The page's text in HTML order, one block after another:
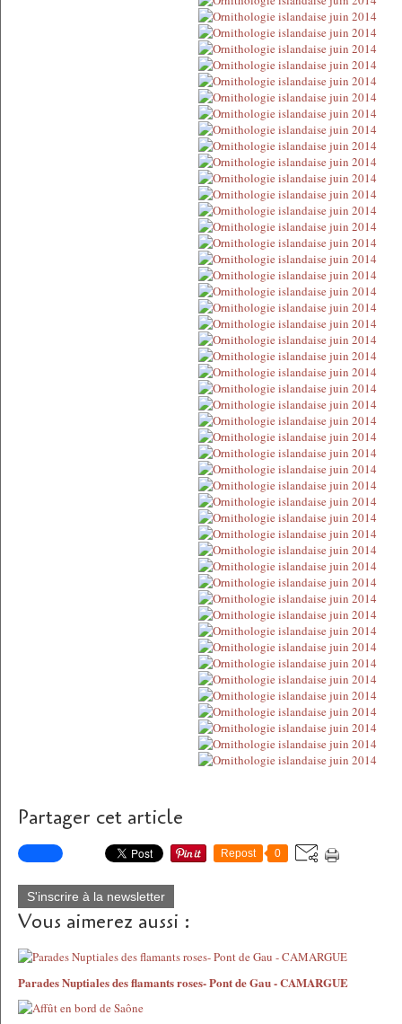
Partager cet article
Repost 0
S'inscrire à la newsletter
Vous aimerez aussi :
Parades Nuptiales des flamants roses- Pont de Gau - CAMARGUE